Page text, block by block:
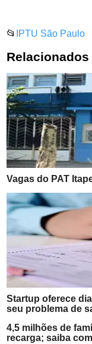
📂 IPTU São Paulo
Relacionados
Vagas do PAT
Startup oferece
seu problema de
4,5 milhões de
recarga; saiba